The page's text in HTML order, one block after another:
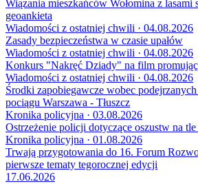
Wiązania mieszkańców Wołomina z lasami
geoankieta
Wiadomości z ostatniej chwili · 04.08.2026
Zasady bezpieczeństwa w czasie upałów
Wiadomości z ostatniej chwili · 04.08.2026
Konkurs "Nakręć Dziady" na film
Wiadomości z ostatniej chwili · 04.08.2026
Środki zapobiegawcze wobec
pociągu Warszawa - Tłuszcz
Kronika policyjna · 03.08.2026
Ostrzeżenie policji dotyczące oszustw na
Kronika policyjna · 01.08.2026
Trwają przygotowania do 16. Forum
pierwsze tematy tegorocznej edycji
17.06.2026